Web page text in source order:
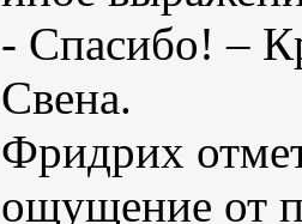
- Спасибо! –
Свена.
Фридрих
ощущение от